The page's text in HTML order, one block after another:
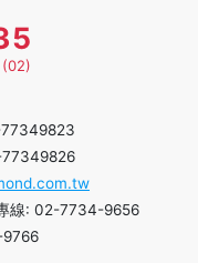
(02)
線: 02-7734-9656